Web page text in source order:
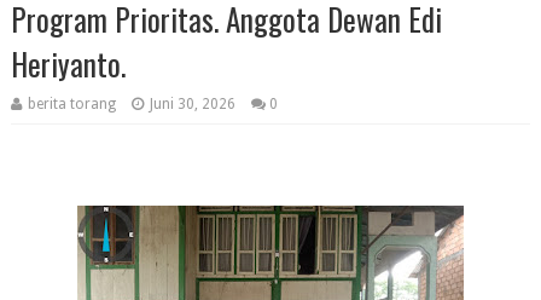
Program Prioritas. Anggota Dewan Edi
Heriyanto.
berita torang Juni 30, 2026 0